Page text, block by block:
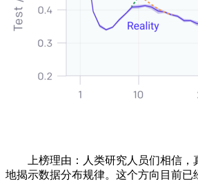
上榜理由：人类研究人员们相信，真
地揭示数据分布规律。这个方向目前已